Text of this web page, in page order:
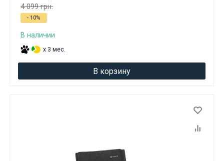
4 099 грн.
- 10%
В наличии
x 3 мес.
В корзину